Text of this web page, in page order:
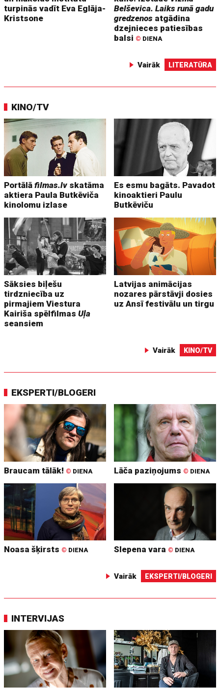
turpinās vadīt Eva Eglāja-
Kristsone
Belševica. Laiks runā gadu
gredzenos atgādina
dzejnieces patiesības
balsi © DIENA
Vairāk LITERATŪRA
KINO/TV
Portālāfilmas.lv skatāma
aktiera Paula Butkēviča
kinolomu izlase
Es esmu bagāts. Pavadot
kinoaktieri Paulu
Butkēviču
Sāksies biļešu
tirdzniecība uz
pirmajiem Viestura
Kairiša spēlfilmasUļa
seansiem
Latvijas animācijas
nozares pārstāvji dosies
uz Ansī festivālu un tirgu
Vairāk KINO/TV
EKSPERTI/BLOGERI
Braucam tālāk! © DIENA Lāča paziņojums © DIENA
Noasa šķirsts © DIENA Slepena vara © DIENA
Vairāk EKSPERTI/BLOGERI
INTERVIJAS